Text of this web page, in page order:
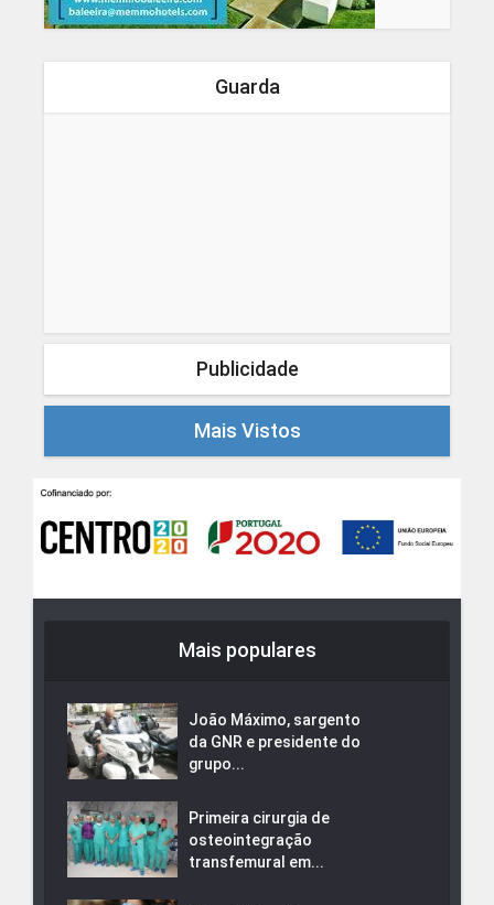
Guarda
Publicidade
Mais Vistos
Mais populares
João Máximo, sargento
da GNR e presidente do
grupo...
Primeira cirurgia de
osteointegração
transfemural em...